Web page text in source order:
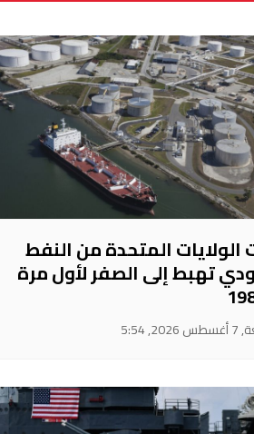
الولايات المتحدة من النفط
تهبط إلى الصفر لأول مرة
5:54